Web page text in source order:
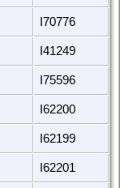
I70776
I41249
I75596
I62200
I62199
I62201